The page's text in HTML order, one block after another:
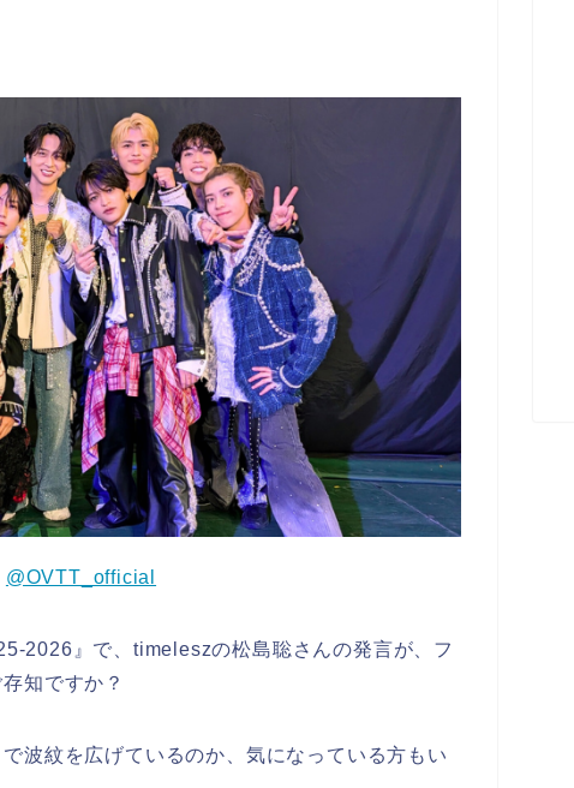
@OVTT_official
2026』で、timeleszの松島聡さんの発言が、フ
知ですか？
波紋を広げているのか、気になっている方もい